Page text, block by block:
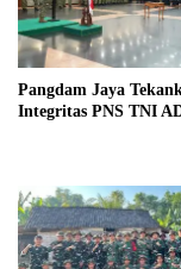
Pangdam Jaya
Integritas PNS TNI